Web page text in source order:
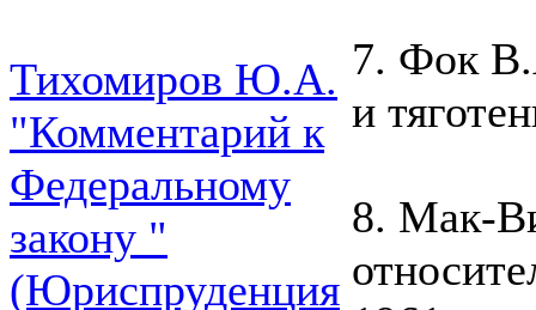
Тихомиров Ю.А.
"Комментарий к
Федеральному
закону "
(Юриспруденция
7. Фок
и
8. Мак-